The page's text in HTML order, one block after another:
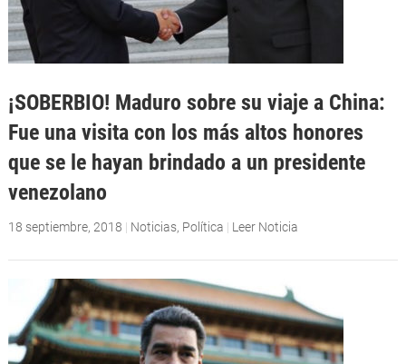
¡SOBERBIO! Maduro sobre su viaje a China:
Fue una visita con los más altos honores
que se le hayan brindado a un presidente
venezolano
18 septiembre, 2018 | Noticias, Política | Leer Noticia